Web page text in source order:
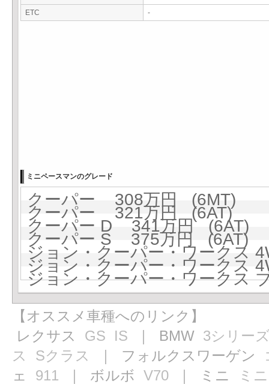
ETC -
ミニペースマンのグレード
クーパー 308万円 (6MT)
クーパー 321万円 (6AT)
クーパー D 341万円 (6AT)
クーパー S 375万円 (6AT)
ジョン・クーパー・ワーク
ジョン・クーパー・ワーク
ジョン・クーパー・ワーク
【オススメ車種へのリンク】
レクサス GS IS ｜ BMW 3シリー
ス
Sクラス ｜ フォルクスワーゲン
ェ 911 ｜ ボルボ V70 ｜ ミニ ミニ